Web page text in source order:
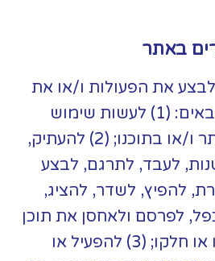
באתר
לבצע את הפעולות ו/או את
המעשים הבאים: (1) לעשות שימוש
מסחרי באתר ו/או בתוכנו; (2) להעתיק,
לעבד, לתרגם, לבצע
להפיץ, לשדר, להציג,
לפרסם ולאחסן את תוכן
האתר, כולו או חלקו; (3) להפעיל או